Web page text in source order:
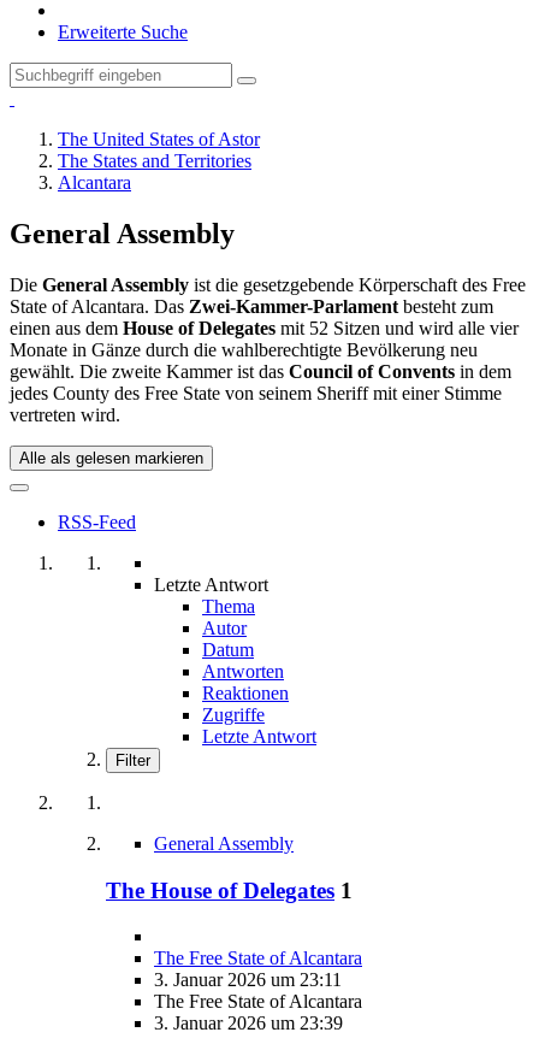
Erweiterte Suche
The United States of Astor
The States and Territories
Alcantara
General Assembly
Die General Assembly ist die gesetzgebende Körperschaft des Free
State of Alcantara. Das Zwei-Kammer-Parlament besteht zum
einen aus dem House of Delegates mit 52 Sitzen und wird alle vier
Monate in Gänze durch die wahlberechtigte Bevölkerung neu
gewählt. Die zweite Kammer ist das Council of Convents in dem
jedes County des Free State von seinem Sheriff mit einer Stimme
vertreten wird.
Alle als gelesen markieren
RSS-Feed
Letzte Antwort
Thema
Autor
Datum
Antworten
Reaktionen
Zugriffe
Letzte Antwort
Filter
General Assembly
The House of Delegates 1
The Free State of Alcantara
3. Januar 2026 um 23:11
The Free State of Alcantara
3. Januar 2026 um 23:39